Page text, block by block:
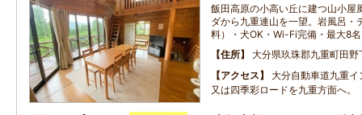
飯田高原の小高い丘に建つ山小屋
ダから九重連山を一望。岩風呂・
料）・犬OK・Wi-Fi完備・最大8
住所
大分県玖珠郡九重町田野
アクセス
大分自動車道九重
又は四季彩ロードを九重方面へ。